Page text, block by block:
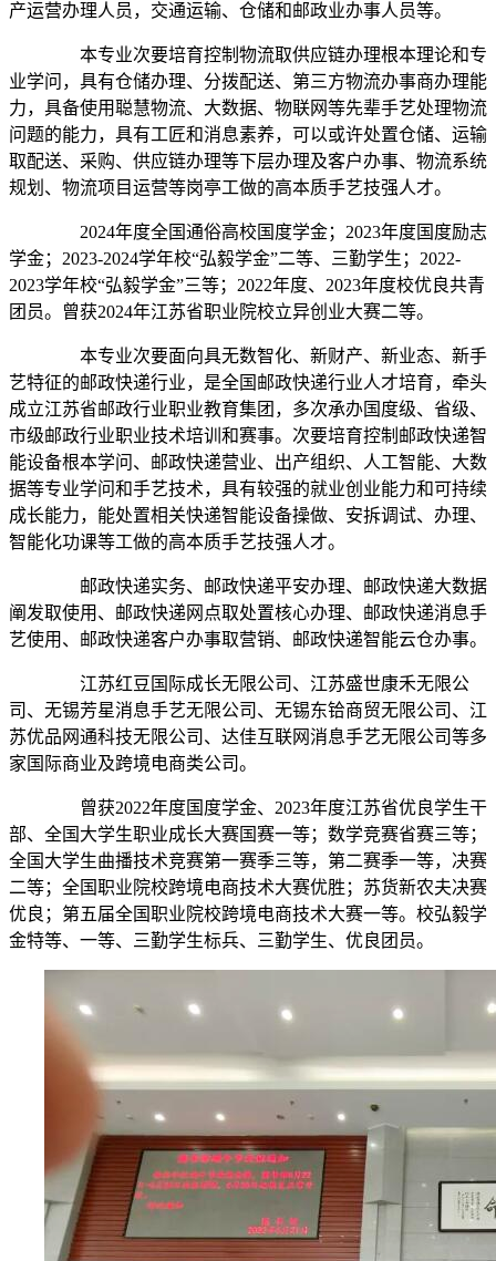
产运营办理人员，交通运输、仓储和邮政业办事人员等。
本专业次要培育控制物流取供应链办理根本理论和专
业学问，具有仓储办理、分拨配送、第三方物流办事商办理能
力，具备使用聪慧物流、大数据、物联网等先辈手艺处理物流
问题的能力，具有工匠和消息素养，可以或许处置仓储、运输
取配送、采购、供应链办理等下层办理及客户办事、物流系统
规划、物流项目运营等岗亭工做的高本质手艺技强人才。
2024年度全国通俗高校国度学金；2023年度国度励志
学金；2023-2024学年校“弘毅学金”二等、三勤学生；2022-
2023学年校“弘毅学金”三等；2022年度、2023年度校优良共青
团员。曾获2024年江苏省职业院校立异创业大赛二等。
本专业次要面向具无数智化、新财产、新业态、新手
艺特征的邮政快递行业，是全国邮政快递行业人才培育，牵头
成立江苏省邮政行业职业教育集团，多次承办国度级、省级、
市级邮政行业职业技术培训和赛事。次要培育控制邮政快递智
能设备根本学问、邮政快递营业、出产组织、人工智能、大数
据等专业学问和手艺技术，具有较强的就业创业能力和可持续
成长能力，能处置相关快递智能设备操做、安拆调试、办理、
智能化功课等工做的高本质手艺技强人才。
邮政快递实务、邮政快递平安办理、邮政快递大数据
阐发取使用、邮政快递网点取处置核心办理、邮政快递消息手
艺使用、邮政快递客户办事取营销、邮政快递智能云仓办事。
江苏红豆国际成长无限公司、江苏盛世康禾无限公
司、无锡芳星消息手艺无限公司、无锡东铪商贸无限公司、江
苏优品网通科技无限公司、达佳互联网消息手艺无限公司等多
家国际商业及跨境电商类公司。
曾获2022年度国度学金、2023年度江苏省优良学生干
部、全国大学生职业成长大赛国赛一等；数学竞赛省赛三等；
全国大学生曲播技术竞赛第一赛季三等，第二赛季一等，决赛
二等；全国职业院校跨境电商技术大赛优胜；苏货新农夫决赛
优良；第五届全国职业院校跨境电商技术大赛一等。校弘毅学
金特等、一等、三勤学生标兵、三勤学生、优良团员。